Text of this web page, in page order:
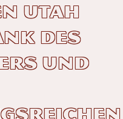
Utah
des
und